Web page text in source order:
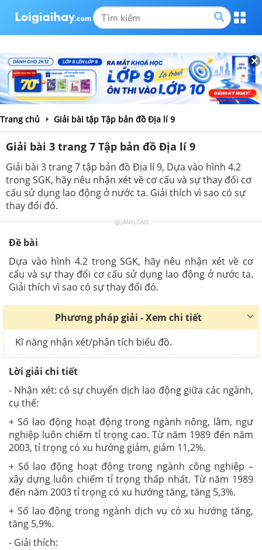
Trang chủ Giải bài tập Tập bản đồ Địa lí 9
Giải bài 3 trang 7 Tập bản đồ Địa lí 9
Giải bài 3 trang 7 tập bản đồ Địa lí 9, Dựa vào hình 4.2
trong SGK, hãy nêu nhận xét về cơ cấu và sự thay đổi cơ
cấu sử dụng lao động ở nước ta. Giải thích vì sao có sự
thay đổi đó.
QUẢNG CÁO
Đề bài
Dựa vào hình 4.2 trong SGK, hãy nêu nhận xét về cơ
cấu và sự thay đổi cơ cấu sử dụng lao động ở nước ta.
Giải thích vì sao có sự thay đổi đó.
Phương pháp giải - Xem chi tiết
Kĩ năng nhận xét/phân tích biểu đồ.
Lời giải chi tiết
- Nhận xét: có sự chuyển dịch lao động giữa các ngành,
cụ thể:
+ Số lao động hoạt động trong ngành nông, lâm, ngư
nghiệp luôn chiếm tỉ trọng cao. Từ năm 1989 đến năm
2003, tỉ trọng có xu hướng giảm, giảm 11,2%.
+ Số lao động hoạt động trong ngành công nghiệp –
xây dựng luôn chiếm tỉ trọng thấp nhất. Từ năm 1989
đến năm 2003 tỉ trọng có xu hướng tăng, tăng 5,3%.
+ Số lao động trong ngành dịch vụ có xu hướng tăng,
tăng 5,9%.
- Giải thích: